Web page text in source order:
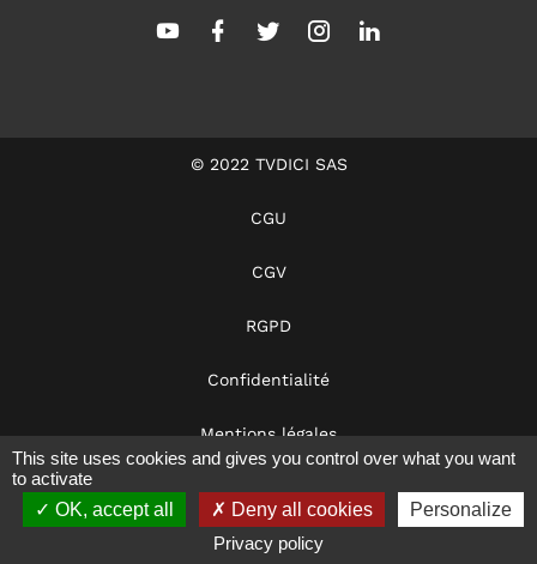
© 2022 TVDICI SAS
CGU
CGV
RGPD
Confidentialité
Mentions légales
Dans les coulisses
Notre éthique
This site uses cookies and gives you control over what you want
to activate
OK, accept all
Deny all cookies
Personalize
Privacy policy